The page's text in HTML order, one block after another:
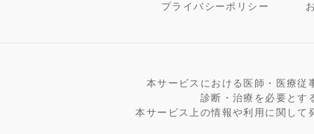
プライバシーポリシー
本サービスにおける医師・医療従
診断・治療を必要とす
本サービス上の情報や利用に関し